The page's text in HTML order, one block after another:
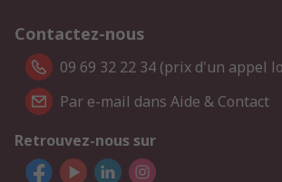
Contactez-nous
09 69 32 22 34 (prix d'un appel
Par e-mail dans Aide & Contact
Retrouvez-nous sur